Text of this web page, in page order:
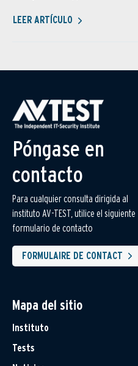
LEER ARTÍCULO
Póngase en
contacto
Para cualquier consulta dirigida al
instituto AV-TEST, utilice el siguiente
formulario de contacto
FORMULAIRE DE CONTACT
Mapa del sitio
Instituto
Tests